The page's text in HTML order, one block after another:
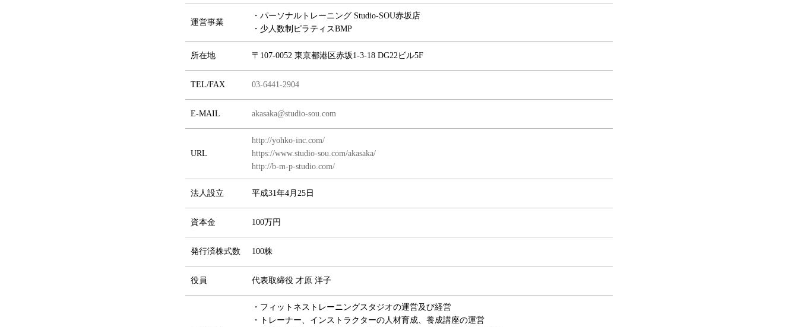
運営事業
・パーソナルトレーニング Studio-SOU赤坂店
・少人数制ピラティスBMP
所在地 〒107-0052 東京都港区赤坂1-3-18DG22ビル5F
TEL/FAX 03-6441-2904
E-MAIL akasaka@studio-sou.com
URL
http://yohko-inc.com/
https://www.studio-sou.com/akasaka/
http://b-m-p-studio.com/
法人設立 平成31年4月25日
資本金 100万円
発行済株式数 100株
役員 代表取締役 才原 洋子
・フィットネストレーニングスタジオの運営及び経営
・トレーナー、インストラクターの人材育成、養成講座の運営